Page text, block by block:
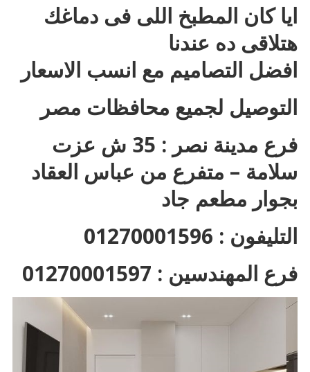
ايا كان المطبخ اللى فى دماغك
هتلاقى ده عندنا
افضل التصاميم مع انسب الاسعار
التوصيل لجميع محافظات مصر
فرع مدينة نصر : 35 ش عزت
سلامة – متفرع من عباس العقاد
بجوار مطعم جاد
التليفون : 01270001596
فرع المهندسين : 01270001597